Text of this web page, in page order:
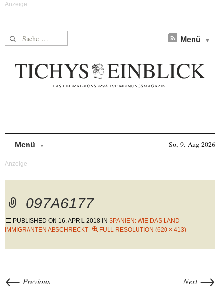
Suche nach: Menü
Menü So, 9. Aug 2026
097A6177
PUBLISHED ON 16. APRIL 2018 IN SPANIEN: WIE DAS LAND
IMMIGRANTEN ABSCHRECKT
FULL RESOLUTION (620 × 413)
← Previous Next →